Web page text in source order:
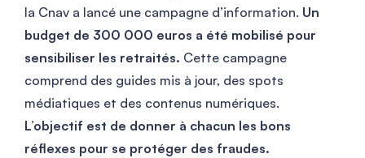
la Cnav a lancé une campagne d’information. Un
budget de 300 000 euros a été mobilisé pour
sensibiliser les retraités. Cette campagne
comprend des guides mis à jour, des spots
médiatiques et des contenus numériques.
L’objectif est de donner à chacun les bons
réflexes pour se protéger des fraudes.